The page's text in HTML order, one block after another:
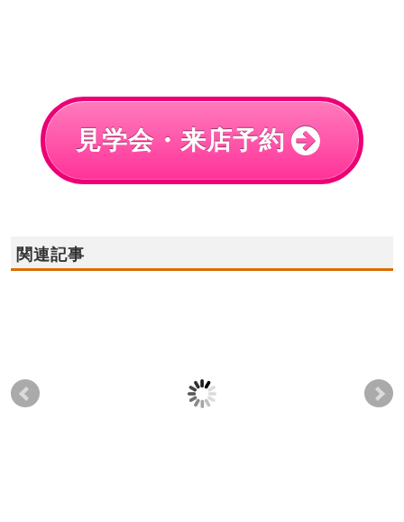
見学会・来店予約
関連記事
2023年1月14日(土),15
2022年1月8日(土),9日